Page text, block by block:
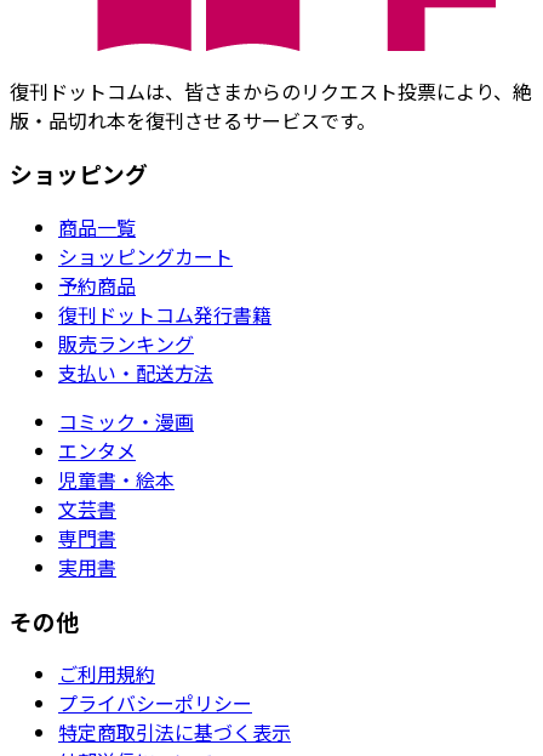
復刊ドットコムは、皆さまからのリクエスト投票により、絶
版・品切れ本を復刊させるサービスです。
ショッピング
商品一覧
ショッピングカート
予約商品
復刊ドットコム発行書籍
販売ランキング
支払い・配送方法
コミック・漫画
エンタメ
児童書・絵本
文芸書
専門書
実用書
その他
ご利用規約
プライバシーポリシー
特定商取引法に基づく表示